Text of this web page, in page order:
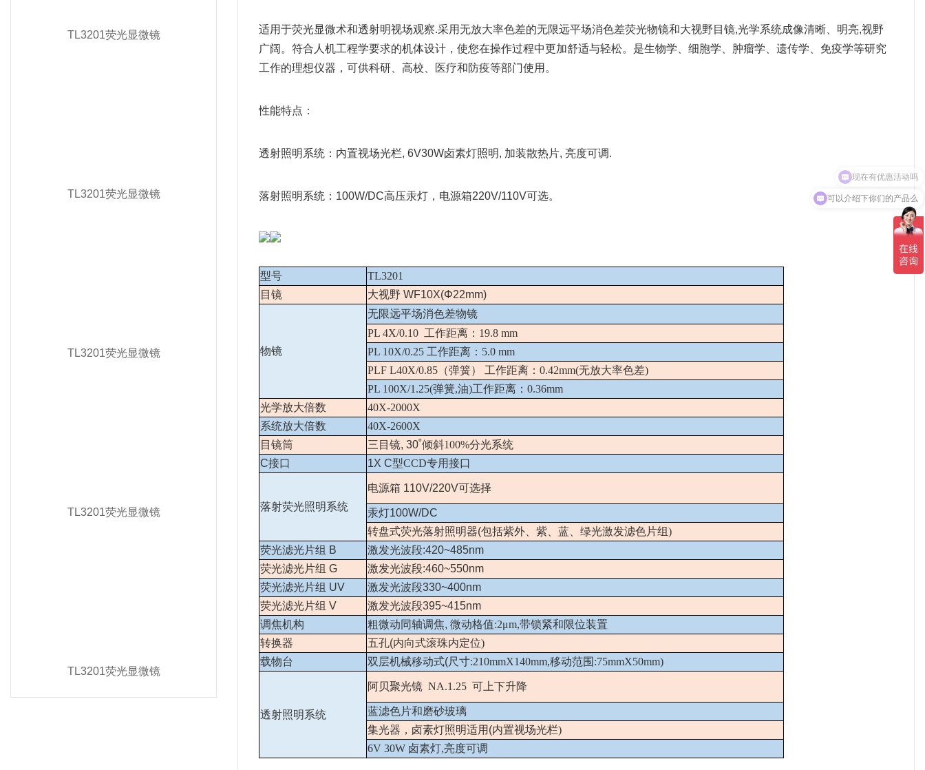
TL3201荧光显微镜
TL3201荧光显微镜
TL3201荧光显微镜
TL3201荧光显微镜
TL3201荧光显微镜
适用于荧光显微术和透射明视场观察.采用无放大率色差的无限远平场消色差荧光物镜和大视野目镜,光学系统成像清晰、明亮,视野
广阔。符合人机工程学要求的机体设计，使您在操作过程中更加舒适与轻松。是生物学、细胞学、肿瘤学、遗传学、免疫学等研究
工作的理想仪器，可供科研、高校、医疗和防疫等部门使用。
性能特点：
透射照明系统：内置视场光栏, 6V30W卤素灯照明, 加装散热片, 亮度可调.
落射照明系统：100W/DC高压汞灯，电源箱220V/110V可选。
型号
TL3201
目镜
大视野 WF10X(Φ22mm)
物镜
无限远平场消色差物镜
PL 4X/0.10 工作距离： 19.8 mm
PL 10X/0.25 工作距离： 5.0 mm
PLF L40X/0.85 （弹簧） 工作距离： 0.42mm(无放大率色差)
PL 100X/1.25(弹簧,油)工作距离： 0.36mm
光学放大倍数
40X-2000X
系统放大倍数
40X-2600X
目镜筒
三目镜, 30˚倾斜100%分光系统
C接口 1X C型CCD专用接口
落射荧光照明系统
电源箱 110V/220V可选择
汞灯100W/DC
转盘式荧光落射照明器(包括紫外、紫、蓝、绿光激发滤色片组)
荧光滤光片组 B 激发光波段:420~485nm
荧光滤光片组 G 激发光波段:460~550nm
荧光滤光片组 UV 激发光波段330~400nm
荧光滤光片组 V 激发光波段395~415nm
调焦机构
粗微动同轴调焦, 微动格值:2μm,带锁紧和限位装置
转换器
五孔(内向式滚珠内定位)
载物台
双层机械移动式(尺寸:210mmX140mm,移动范围 :75mmX50mm)
透射照明系统
阿贝聚光镜 NA.1.25 可上下升降
蓝滤色片和磨砂玻璃
集光器，卤素灯照明适用 (内置视场光栏)
6V 30W 卤素灯,亮度可调
可以介绍下你们的产品么